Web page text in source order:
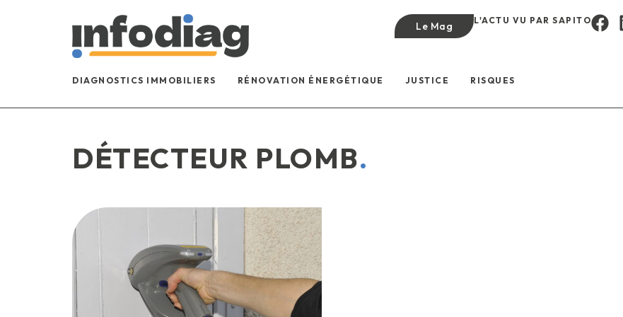
Le Mag L'ACTU VU PAR SAPITO
DIAGNOSTICS IMMOBILIERS RÉNOVATION ÉNERGÉTIQUE JUSTICE RISQUES
DÉTECTEUR PLOMB.